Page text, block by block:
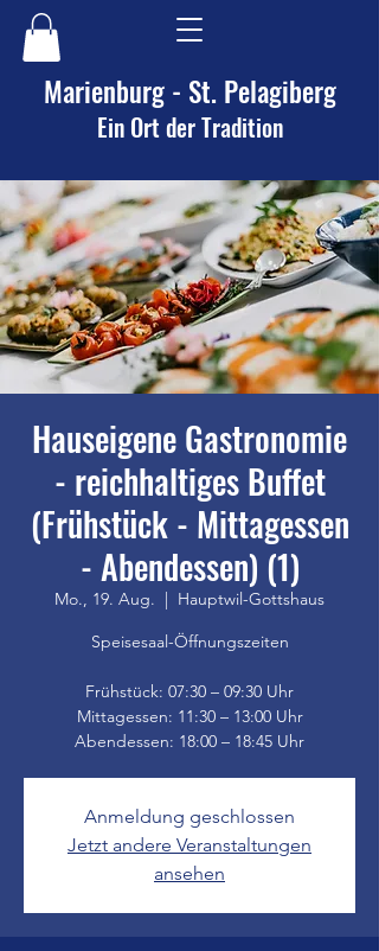
Marienburg - St. Pelagiberg
Ein Ort der Tradition
Hauseigene Gastronomie
- reichhaltiges Buffet
(Frühstück - Mittagessen
- Abendessen) (1)
Mo., 19. Aug.
  |
Hauptwil-Gottshaus
Speisesaal-Öffnungszeiten
Frühstück: 07:30 – 09:30 Uhr
Mittagessen: 11:30 – 13:00 Uhr
Anmeldung geschlossen
Jetzt andere Veranstaltungen
ansehen